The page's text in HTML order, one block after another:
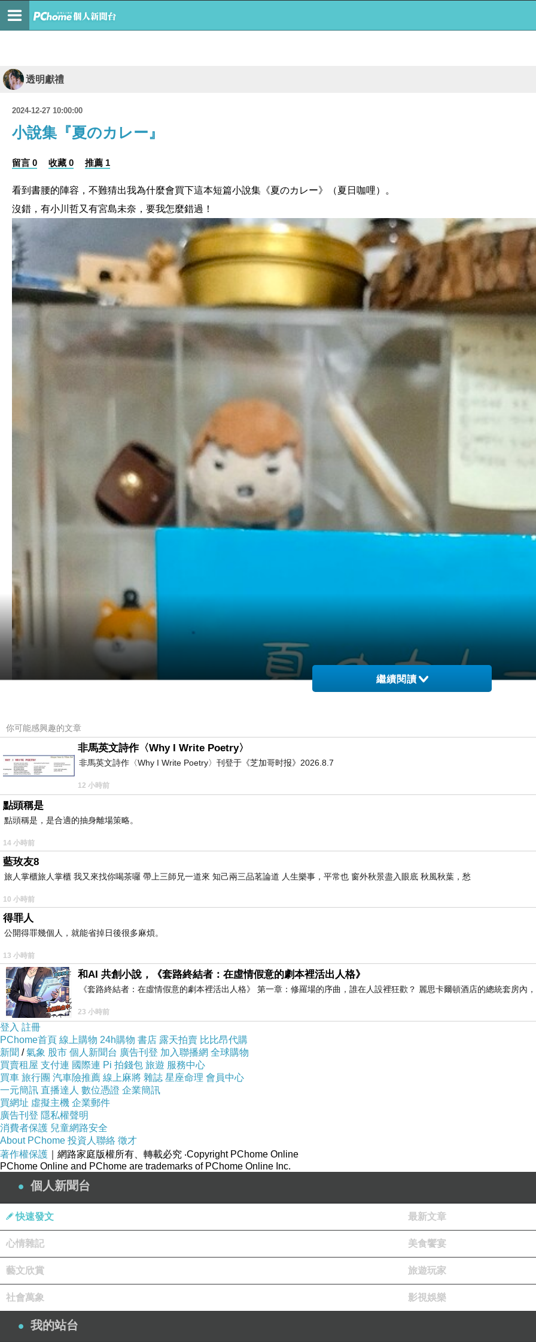
透明獻禮
2024-12-27 10:00:00
小說集『夏のカレー』
留言 0 收藏 0 推薦 1
看到書腰的陣容，不難猜出我為什麼會買下這本短篇小說集《夏のカレー》（夏日咖哩）。
沒錯，有小川哲又有宮島未奈，要我怎麼錯過！
繼續閱讀
你可能感興趣的文章
非馬英文詩作〈Why I Write Poetry〉
非馬英文詩作〈Why I Write Poetry〉刊登于《芝加哥时报》2026.8.7
12 小時前
點頭稱是
點頭稱是，是合適的抽身離場策略。
14 小時前
藍玫友8
旅人掌櫃旅人掌櫃 我又來找你喝茶囉 帶上三師兄一道來 知己兩三品茗論道 人生樂事，平常也 窗外秋景盡入眼底 秋風秋葉，愁
10 小時前
得罪人
公開得罪幾個人，就能省掉日後很多麻煩。
13 小時前
和AI 共創小說，《套路終結者：在虛情假意的劇本裡活出人格》
《套路終結者：在虛情假意的劇本裡活出人格》 第一章：修羅場的序曲，誰在人設裡狂歡？ 麗思卡爾頓酒店的總統套房內
23 小時前
登入 註冊
PChome首頁 線上購物 24h購物 書店 露天拍賣 比比昂代購
新聞 /氣象 股市 個人新聞台 廣告刊登 加入聯播網 全球購物
買賣租屋 支付連 國際連 Pi 拍錢包 旅遊 服務中心
買車 旅行團 汽車險推薦 線上麻將 雜誌 星座命理 會員中心
一元簡訊 直播達人 數位憑證 企業簡訊
買網址 虛擬主機 企業郵件
廣告刊登 隱私權聲明
消費者保護 兒童網路安全
About PChome 投資人聯絡 徵才
著作權保護 ｜網路家庭版權所有、轉載必究 ‧Copyright PChome Online
PChome Online and PChome are trademarks of PChome Online Inc.
個人新聞台
快速發文 最新文章
心情雜記 美食饗宴
藝文欣賞 旅遊玩家
社會萬象 影視娛樂
我的站台